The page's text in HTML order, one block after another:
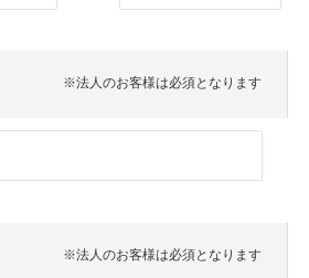
※法人のお客様は必須となります
※法人のお客様は必須となります